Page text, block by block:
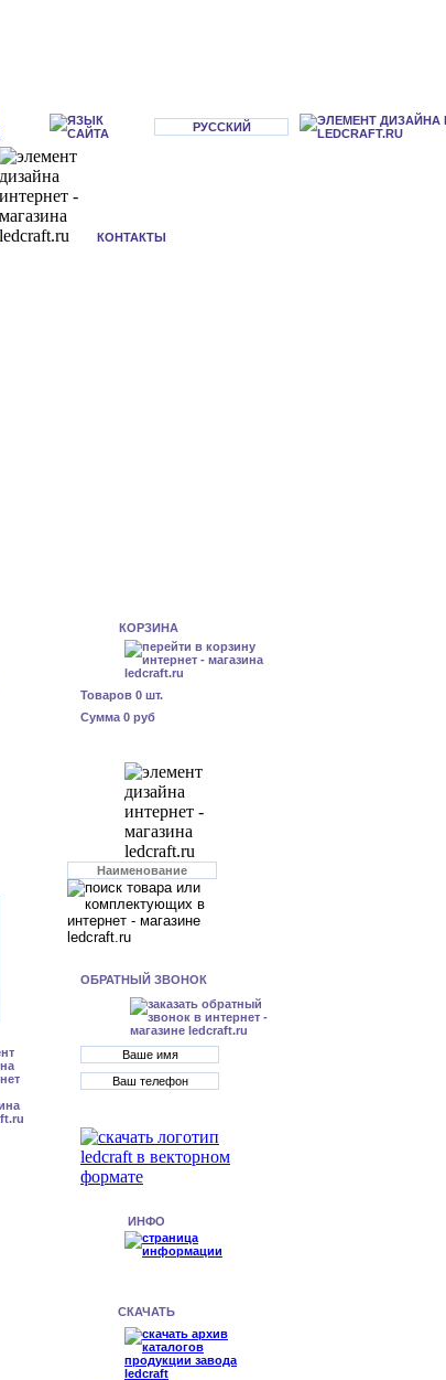
РУССКИЙ
КОНТАКТЫ
КОРЗИНА
Товаров 0 шт.
Сумма 0 руб
ОБРАТНЫЙ ЗВОНОК
ИНФО
СКАЧАТЬ